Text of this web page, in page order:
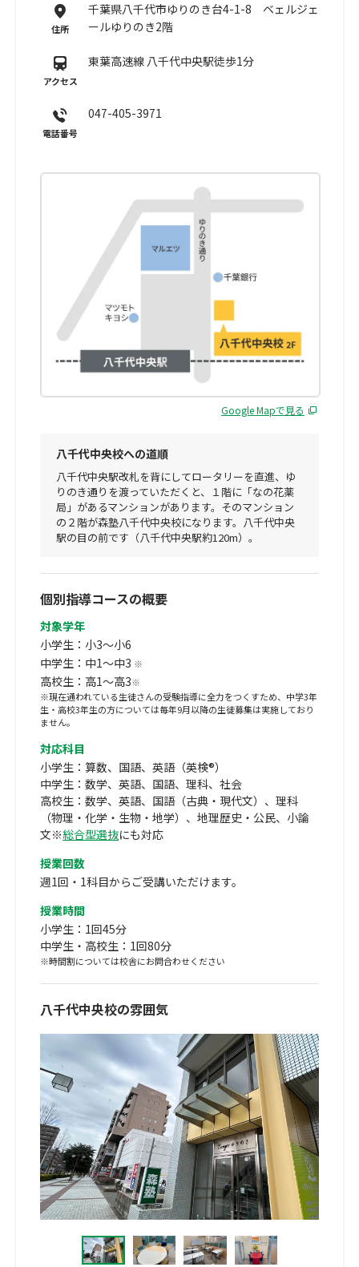
住所
千葉県八千代市ゆりのき台4-1-8 ベェルジェ
ールゆりのき2階
アクセス
東葉高速線 八千代中央駅徒歩1分
電話番号
047-405-3971
個別指導コースの概要
対象学年
小学生：小3～小6
中学生：中1～中3 ※
高校生：高1～高3※
※現在通われている生徒さんの受験指導に全力をつくすため、中学3年
生・高校3年生の方については毎年9月以降の生徒募集は実施しており
ません。
対応科目
小学生：算数、国語、英語（英検®）
中学生：数学、英語、国語、理科、社会
高校生：数学、英語、国語（古典・現代文）、理科
（物理・化学・生物・地学）、地理歴史・公民、小論
文※総合型選抜にも対応
授業回数
週1回・1科目からご受講いただけます。
授業時間
小学生：1回45分
中学生・高校生：1回80分
※時間割については校舎にお問合わせください
八千代中央校の雰囲気
Google Mapで見る
八千代中央校への道順
八千代中央駅改札を背にしてロータリーを直進、ゆ
りのき通りを渡っていただくと、１階に「なの花薬
局」があるマンションがあります。そのマンション
の２階が森塾八千代中央校になります。八千代中央
駅の目の前です（八千代中央駅約120m）。